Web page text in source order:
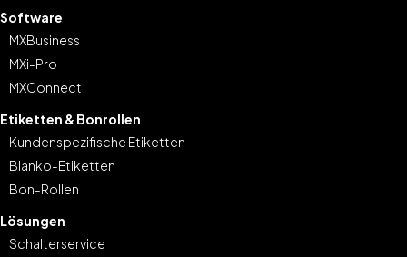
Software
MXBusiness
MXi-Pro
MXConnect
Etiketten & Bonrollen
Kundenspezifische Etiketten
Blanko-Etiketten
Bon-Rollen
Lösungen
Schalterservice